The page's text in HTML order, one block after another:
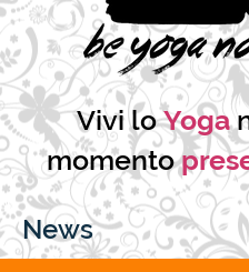
Vivi loYoga
momento
News